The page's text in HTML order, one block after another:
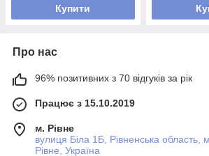
Купити
Про нас
96% позитивних з 70 відгуків за рік
Працює з 15.10.2019
м. Рівне
вулиця Біла 1Б, Рівненська область,
Рівне, Україна